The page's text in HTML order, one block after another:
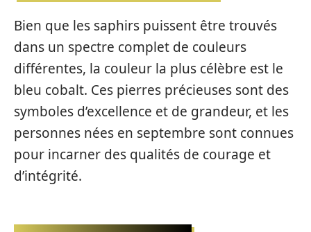
Bien que les saphirs puissent être trouvés
dans un spectre complet de couleurs
différentes, la couleur la plus célèbre est le
bleu cobalt. Ces pierres précieuses sont des
symboles d’excellence et de grandeur, et les
personnes nées en septembre sont connues
pour incarner des qualités de courage et
d’intégrité.